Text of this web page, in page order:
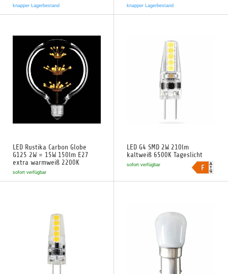
knapper Lagerbestand knapper Lagerbestand
LED Rustika Carbon Globe
G125 2W = 15W 150lm E27
extra warmweiß 2200K
sofort verfügbar
LED G4 SMD 2W 210lm
kaltweiß 6500K Tageslicht
sofort verfügbar